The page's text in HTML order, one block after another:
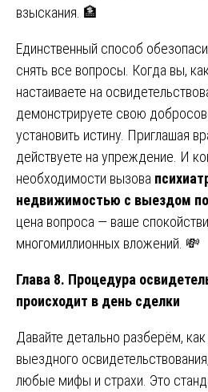
взыскания. 🏦
Единственный способ
снять все вопросы. Когда вы,
настаиваете на
демонстрируете свою
установить истину. Приглашая
действуете на упреждение. И
необходимости вызова
недвижимостью с выездом
цена вопроса — ваше
многомиллионных вложений. 💸
Глава 8. Процедура
происходит в день сделки
Давайте детально разберём,
выездного
любые мифы и страхи. Это